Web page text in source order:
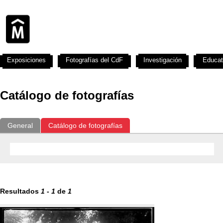
Catálogo de fotografías
General Catálogo de fotografías
Resultados 1 - 1 de 1
Exposiciones Fotografías del CdF Investigación